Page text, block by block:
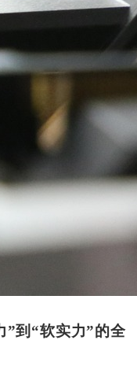
”到“软实力”的全